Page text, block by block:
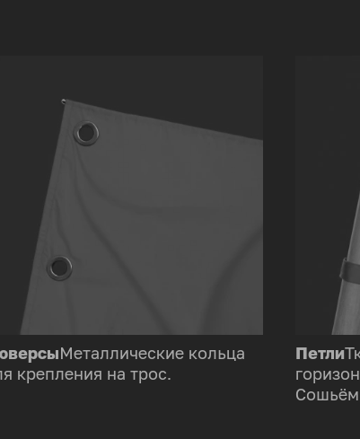
Металлические кольца
крепления на трос.
Петли
Сошьём